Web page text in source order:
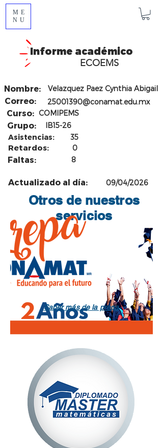
ME
NU
Informe académico
ECOEMS
Nombre: Velazquez Paez Cynthia Abigail
Correo: 25001390@conamat.edu.mx
Curso: COMIPEMS
Grupo:
IB15-26
Asistencias:
35
Retardos: 0
Faltas: 8
Actualizado al día: 09/04/2026
Otros de nuestros
servicios
Saber más de la prepa